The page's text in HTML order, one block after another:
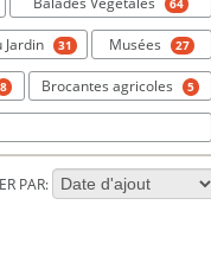
64
Jardin 31 Musées 27
8 Brocantes agricoles 5
PAR: